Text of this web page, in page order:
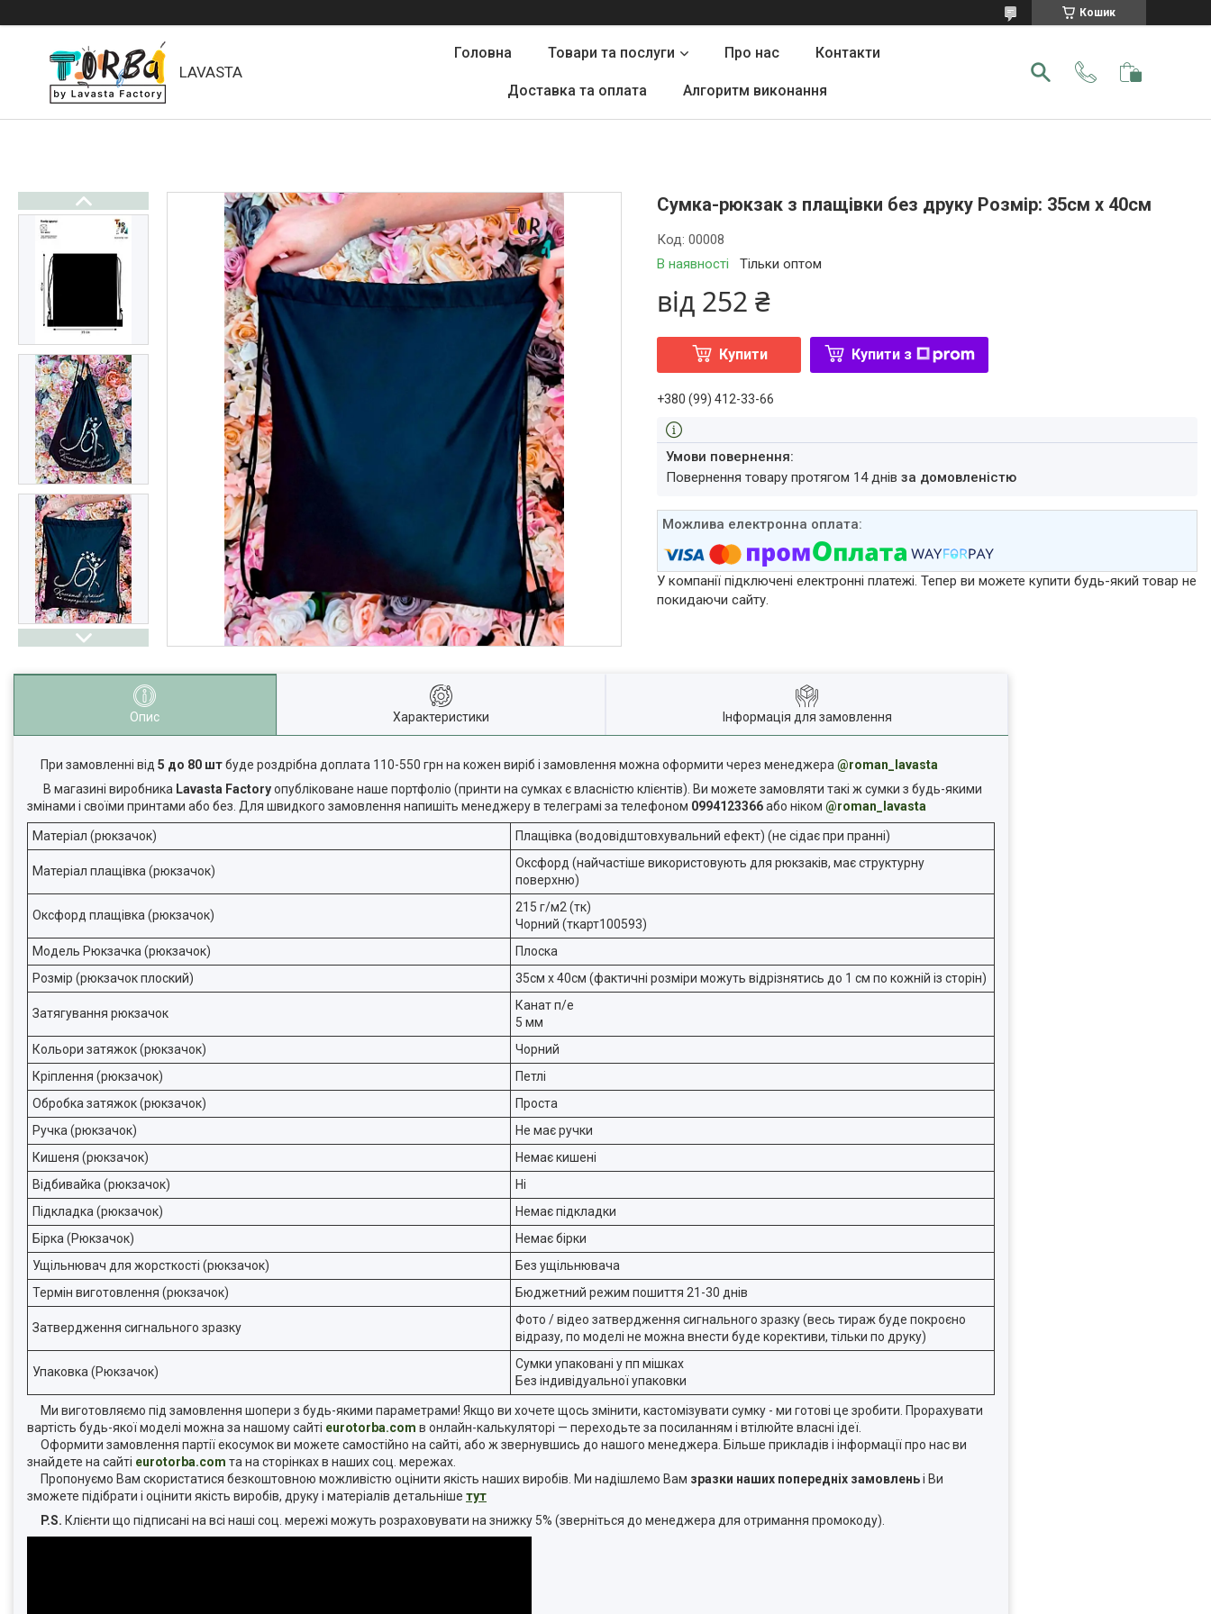
Кошик
LAVASTA
Головна Товари та послуги Про нас Контакти
Доставка та оплата Алгоритм виконання
Сумка-рюкзак з плащівки без друку Розмір: 35см х 40см
В наявності Тільки оптом
Код:00008
від 252 ₴
Купити Купити з
+380 (99) 412-33-66
повернення товару протягом 14 днівза домовленістю
У компанії підключені електронні платежі. Тепер ви можете купити будь-який товар не
покидаючи сайту.
Опис Характеристики Інформація для замовлення
При замовленні від 5 до 80 штбуде роздрібна доплата 110-550 грн на кожен виріб і замовлення можна оформити через менеджера @roman_lavasta
В магазині виробника Lavasta Factoryопубліковане наше портфоліо (принти на сумках є власністю клієнтів). Ви можете замовляти такі ж сумки з будь-якими
змінами і своїми принтами або без. Для швидкого замовлення напишіть менеджеру в телеграмі за телефоном 0994123366або ніком @roman_lavasta
Матеріал (рюкзачок) Плащівка (водовідштовхувальний ефект) (не сідає при пранні)
Матеріал плащівка (рюкзачок)
Оксфорд (найчастіше використовують для рюкзаків, має структурну
поверхню)
Оксфорд плащівка (рюкзачок)
215 г/м2 (тк)
Чорний (ткарт100593)
Модель Рюкзачка (рюкзачок)
Плоска
Розмір (рюкзачок плоский)
35см х 40см (фактичні розміри можуть відрізнятись до 1 см по кожній із сторін)
Затягування рюкзачок
Канат п/е
5 мм
Кольори затяжок (рюкзачок)
Чорний
Кріплення (рюкзачок)
Петлі
Обробка затяжок (рюкзачок)
Проста
Ручка (рюкзачок)
Не має ручки
Кишеня (рюкзачок)
Немає кишені
Відбивайка (рюкзачок)
Ні
Підкладка (рюкзачок)
Немає підкладки
Бірка (Рюкзачок)
Немає бірки
Ущільнювач для жорсткості (рюкзачок)
Без ущільнювача
Термін виготовлення (рюкзачок)
Бюджетний режим пошиття 21-30 днів
Затвердження сигнального зразку
Фото / відео затвердження сигнального зразку (весь тираж буде покроєно
відразу, по моделі не можна внести буде корективи, тільки по друку)
Упаковка (Рюкзачок)
Сумки упаковані у пп мішках
Без індивідуальної упаковки
Ми виготовляємо під замовлення шопери з будь-якими параметрами! Якщо ви хочете щось змінити, кастомізувати сумку - ми готові це зробити. Прорахувати
вартість будь-якої моделі можна за нашому сайті eurotorba.com в онлайн-калькуляторі — переходьте за посиланням і втілюйте власні ідеї.
Оформити замовлення партії екосумок ви можете самостійно на сайті, або ж звернувшись до нашого менеджера. Більше прикладів і інформації про нас ви
знайдете на сайті eurotorba.com та на сторінках в наших соц. мережах.
Пропонуємо Вам скористатися безкоштовною можливістю оцінити якість наших виробів. Ми надішлемо Вам зразки наших попередніх замовленьі Ви
зможете підібрати і оцінити якість виробів, друку і матеріалів детальніше тут
P.S. Клієнти що підписані на всі наші соц. мережі можуть розраховувати на знижку 5% (зверніться до менеджера для отримання промокоду).